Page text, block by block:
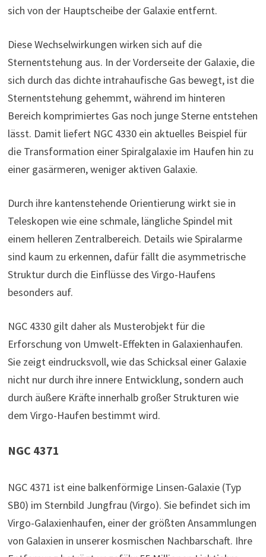
sich von der Hauptscheibe der Galaxie entfernt.
Diese Wechselwirkungen wirken sich auf die
Sternentstehung aus. In der Vorderseite der Galaxie, die
sich durch das dichte intrahaufische Gas bewegt, ist die
Sternentstehung gehemmt, während im hinteren
Bereich komprimiertes Gas noch junge Sterne entstehen
lässt. Damit liefert NGC 4330 ein aktuelles Beispiel für
die Transformation einer Spiralgalaxie im Haufen hin zu
einer gasärmeren, weniger aktiven Galaxie.
Durch ihre kantenstehende Orientierung wirkt sie in
Teleskopen wie eine schmale, längliche Spindel mit
einem helleren Zentralbereich. Details wie Spiralarme
sind kaum zu erkennen, dafür fällt die asymmetrische
Struktur durch die Einflüsse des Virgo-Haufens
besonders auf.
NGC 4330 gilt daher als Musterobjekt für die
Erforschung von Umwelt-Effekten in Galaxienhaufen.
Sie zeigt eindrucksvoll, wie das Schicksal einer Galaxie
nicht nur durch ihre innere Entwicklung, sondern auch
durch äußere Kräfte innerhalb großer Strukturen wie
dem Virgo-Haufen bestimmt wird.
NGC 4371
NGC 4371 ist eine balkenförmige Linsen-Galaxie (Typ
SB0) im Sternbild Jungfrau (Virgo). Sie befindet sich im
Virgo-Galaxienhaufen, einer der größten Ansammlungen
von Galaxien in unserer kosmischen Nachbarschaft. Ihre